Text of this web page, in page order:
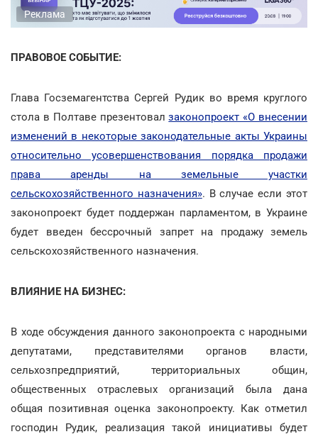
Реклама
ПРАВОВОЕ СОБЫТИЕ:
Глава Госземагентства Сергей Рудик во время круглого
стола в Полтаве презентовалзаконопроект «О внесении
изменений в некоторые законодательные акты Украины
относительно усовершенствования порядка продажи
права аренды на земельные участки
сельскохозяйственного назначения». В случае если этот
законопроект будет поддержан парламентом, в Украине
будет введен бессрочный запрет на продажу земель
сельскохозяйственного назначения.
ВЛИЯНИЕ НА БИЗНЕС:
В ходе обсуждения данного законопроекта с народными
депутатами, представителями органов власти,
сельхозпредприятий, территориальных общин,
общественных отраслевых организаций была дана
общая позитивная оценка законопроекту. Как отметил
господин Рудик, реализация такой инициативы будет